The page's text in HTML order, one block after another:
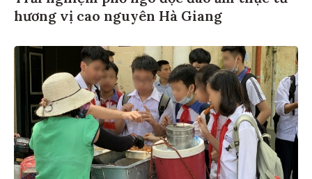
hương vị cao nguyên Hà Giang